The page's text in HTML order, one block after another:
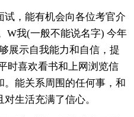
试，能有机会向各位考官介
W我(一般不能说名字) 今年
展示自我能力和自信，提
时喜欢看书和上网浏览信
能关系周围的任何事，和
生活充满了信心。